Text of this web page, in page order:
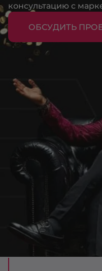
консультацию с
ОБСУДИТЬ